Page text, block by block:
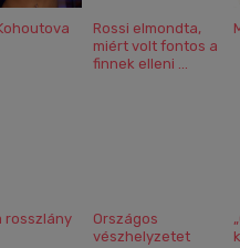
Rossi elmondta,
miért volt fontos a
finnek elleni ...
rosszlány
Országos
vészhelyzetet